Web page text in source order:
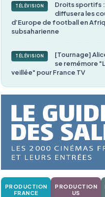
TÉLÉVISION
Droits sportifs :
diffusera les
d’Europe de football en
subsaharienne
TÉLÉVISION
[Tournage]
se remémore
veillée" pour France TV
PRODUCTION
FRANCE
PRODUCTION
US